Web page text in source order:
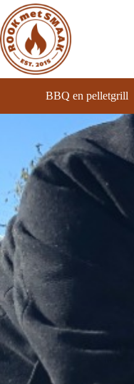
naar
de
inhoud
BBQ en pelletgrill